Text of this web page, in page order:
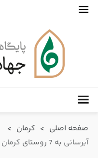
صفحه اصلی > کرمان >
آبرسانی به 7 روستای کرمان با تلاش طلاب جهادی